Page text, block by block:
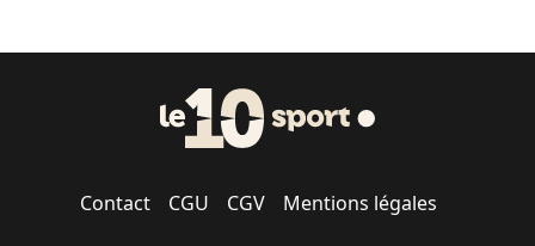
Contact CGU CGV Mentions légales